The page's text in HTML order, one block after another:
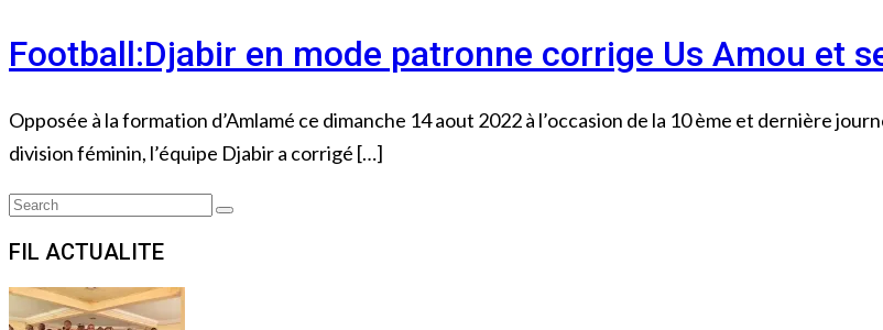
Football:Djabir en mode patronne corrige Us Amou et
Opposée à la formation d’Amlamé ce dimanche 14 aout 2022 à l’occasion de la 10 ème et dernière
division féminin, l’équipe Djabir a corrigé […]
Search
Search
FIL ACTUALITE